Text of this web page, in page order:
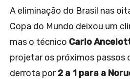
A eliminação do Brasil nas
Copa do Mundo deixou um
mas o técnico Carlo
projetar os próximos passos
derrota por2 a 1 para a